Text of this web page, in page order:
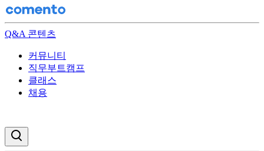
Q&A 콘텐츠
커뮤니티
직무부트캠프
클래스
채용